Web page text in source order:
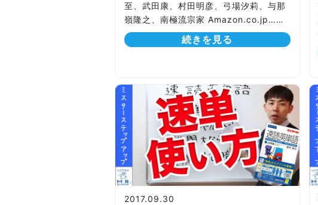
至、武田康、村田明彦、弓場汐莉、与那
嶺隆之、南極流宗家 Amazon.co.jp……
続きを見る
2017.09.30